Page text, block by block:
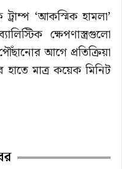
ট্রাম্প ‘আকস্মিক হামলা’
ক্ষেপণাস্ত্রগুলো
আগে প্রতিক্রিয়া
হাতে মাত্র কয়েক মিনিট